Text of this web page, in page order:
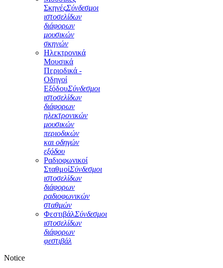
ΣκηνέςΣύνδεσμοι
ιστοσελίδων
διάφορων
μουσικών
σκηνών
Ηλεκτρονικά
Μουσικά
Περιοδικά -
Οδηγοί
ΕξόδουΣύνδεσμοι
ιστοσελίδων
διάφορων
ηλεκτρονικών
μουσικών
περιοδικών
και οδηγών
εξόδου
Ραδιοφωνικοί
ΣταθμοίΣύνδεσμοι
ιστοσελίδων
διάφορων
ραδιοφωνικών
σταθμών
ΦεστιβάλΣύνδεσμοι
ιστοσελίδων
διάφορων
φεστιβάλ
Notice